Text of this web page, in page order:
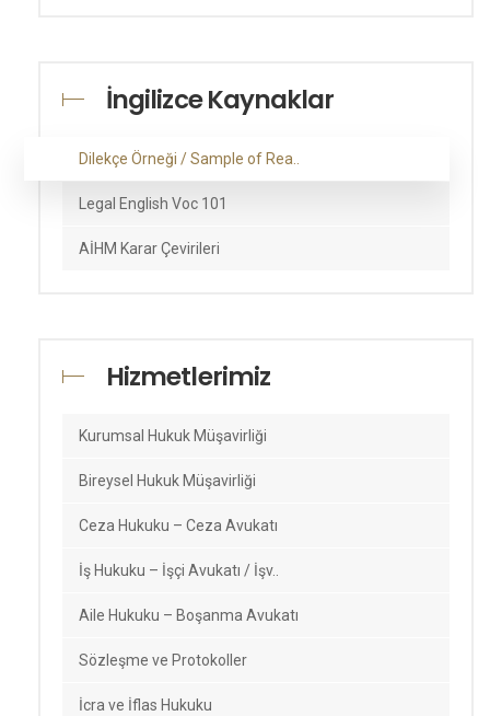
İngilizce Kaynaklar
Dilekçe Örneği / Sample of Rea..
Legal English Voc 101
AİHM Karar Çevirileri
Hizmetlerimiz
Kurumsal Hukuk Müşavirliği
Bireysel Hukuk Müşavirliği
Ceza Hukuku – Ceza Avukatı
İş Hukuku – İşçi Avukatı / İşv..
Aile Hukuku – Boşanma Avukatı
Sözleşme ve Protokoller
İcra ve İflas Hukuku